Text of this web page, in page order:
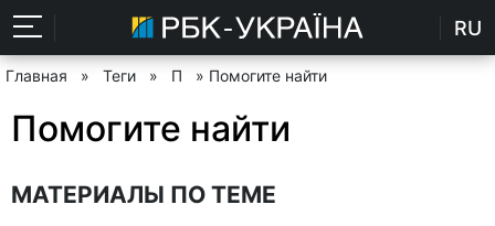
RU
Главная » Теги » П » Помогите найти
Помогите найти
МАТЕРИАЛЫ ПО ТЕМЕ